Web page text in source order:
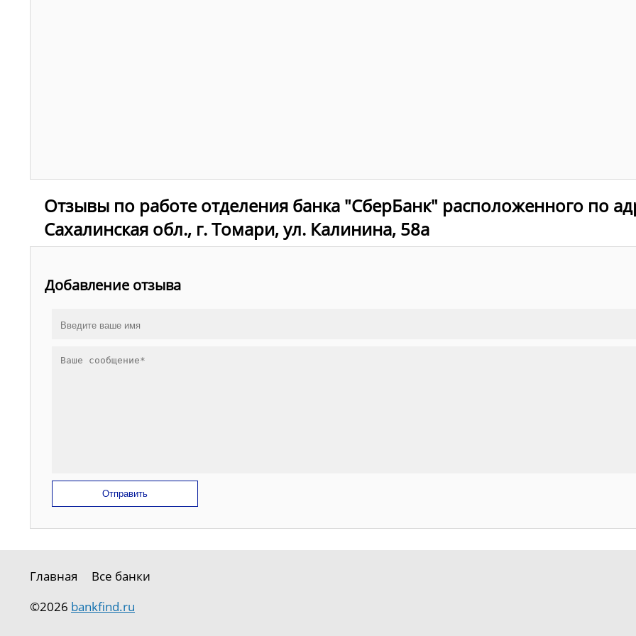
Отзывы по работе отделения банка "СберБанк" расположенного по
Сахалинская обл., г. Томари, ул. Калинина, 58а
Добавление отзыва
Отправить
Главная
Все банки
©2026 bankfind.ru